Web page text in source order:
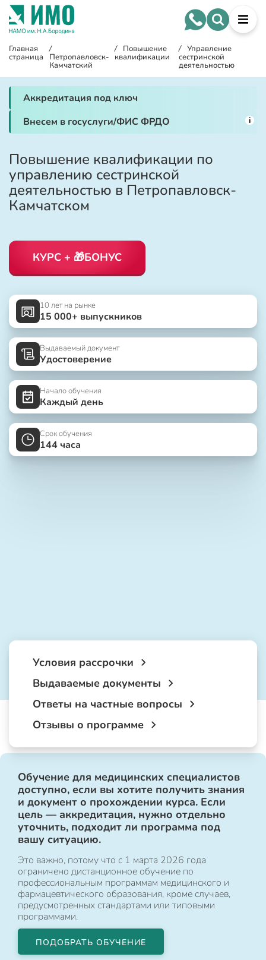
Главная
страница
/
Петропавловск-
Камчатский
/ Повышение
квалификации
/ Управление
сестринской
деятельностью
Аккредитация под ключ
Внесем в госуслуги/ФИС ФРДО
i
Повышение квалификации по
управлению сестринской
деятельностью в Петропавловск-
Камчатском
КУРС + 🎁БОНУС
10 лет на рынке
15 000+ выпускников
Выдаваемый документ
Удостоверение
Начало обучения
Каждый день
Срок обучения
144 часа
Условия рассрочки
Выдаваемые документы
Ответы на частные вопросы
Отзывы о программе
Обучение для медицинских специалистов
доступно, если вы хотите получить знания
и документ о прохождении курса. Если
цель — аккредитация, нужно отдельно
уточнить, подходит ли программа под
вашу ситуацию.
Это важно, потому что с 1 марта 2026 года
ограничено дистанционное обучение по
профессиональным программам медицинского и
фармацевтического образования, кроме случаев,
предусмотренных стандартами или типовыми
программами.
ПОДОБРАТЬ ОБУЧЕНИЕ